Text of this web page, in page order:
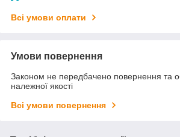
Всі умови оплати
Умови повернення
Законом не передбачено повернення та
належної якості
Всі умови повернення